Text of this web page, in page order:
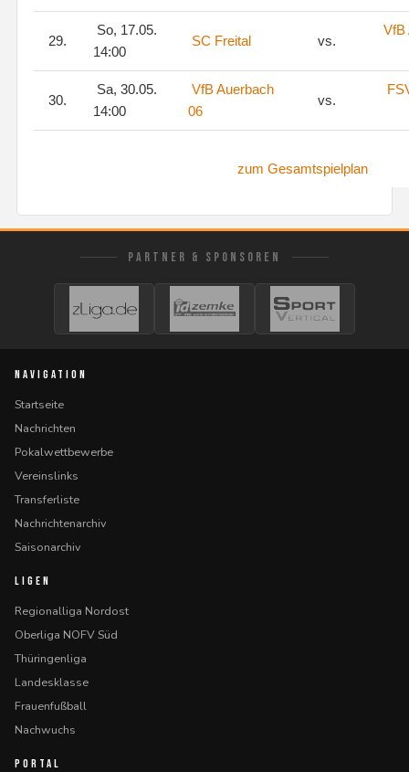
29.
So, 17.05.
14:00
SC Freital vs.
VfB
30.
Sa, 30.05.
14:00
VfB Auerbach
06
vs.
zum Gesamtspielplan
PARTNER & SPONSOREN
NAVIGATION
Startseite
Nachrichten
Pokalwettbewerbe
Vereinslinks
Transferliste
Nachrichtenarchiv
Saisonarchiv
LIGEN
Regionalliga Nordost
Oberliga NOFV Süd
Thüringenliga
Landesklasse
Frauenfußball
Nachwuchs
PORTAL